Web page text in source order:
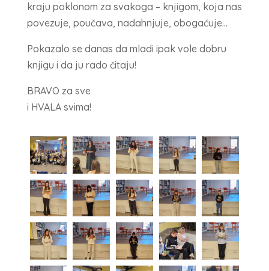
kraju poklonom za svakoga – knjigom, koja nas
povezuje, poučava, nadahnjuje, obogaćuje…
Pokazalo se danas da mladi ipak vole dobru
knjigu i da ju rado čitaju!
BRAVO za sve
i HVALA svima!